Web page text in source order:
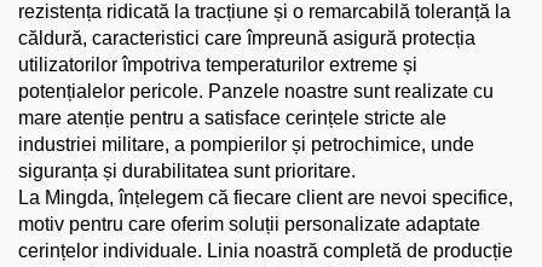
rezistența ridicată la tracțiune și o remarcabilă toleranță la
căldură, caracteristici care împreună asigură protecția
utilizatorilor împotriva temperaturilor extreme și
potențialelor pericole. Panzele noastre sunt realizate cu
mare atenție pentru a satisface cerințele stricte ale
industriei militare, a pompierilor și petrochimice, unde
siguranța și durabilitatea sunt prioritare.
La Mingda, înțelegem că fiecare client are nevoi specifice,
motiv pentru care oferim soluții personalizate adaptate
cerințelor individuale. Linia noastră completă de producție